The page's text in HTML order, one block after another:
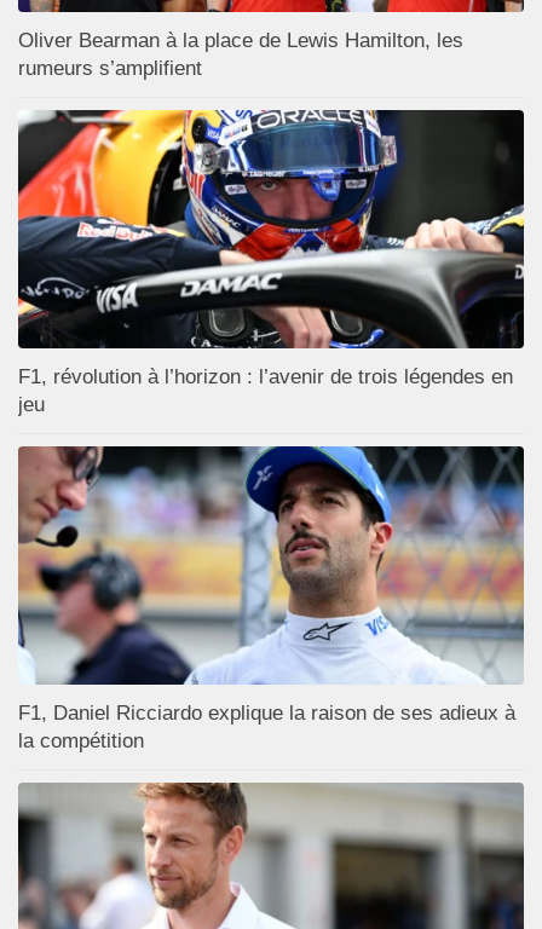
Oliver Bearman à la place de Lewis Hamilton, les
rumeurs s’amplifient
F1, révolution à l’horizon : l’avenir de trois légendes en
jeu
F1, Daniel Ricciardo explique la raison de ses adieux à
la compétition